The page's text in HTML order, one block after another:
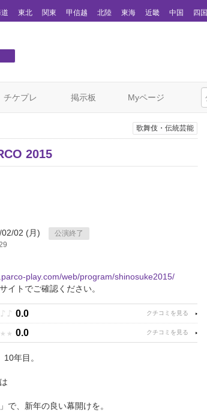
東北 関東 甲信越 北陸 東海 近畿 中国 四国
チケプレ 掲示板 Myページ
歌舞伎・伝統芸能
2015
02 (月)
公演終了
play.com/web/program/shinosuke2015/
イトでご確認ください。
♪ ♪ 0.0
★ ★ 0.0
年目。
で、新年の良い幕開けを。